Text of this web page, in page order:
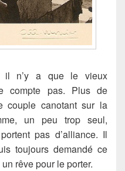
il n’y a que le vieux
compte pas. Plus de
couple canotant sur la
un peu trop seul,
pas d’alliance. Il
toujours demandé ce
rêve pour le porter.